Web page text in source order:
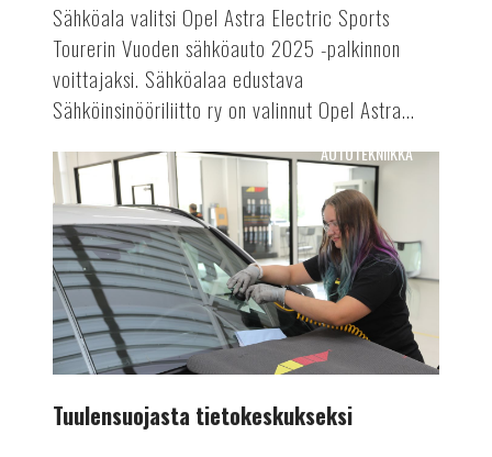
Sähköala valitsi Opel Astra Electric Sports
Tourerin Vuoden sähköauto 2025 -palkinnon
voittajaksi. Sähköalaa edustava
Sähköinsinööriliitto ry on valinnut Opel Astra...
Tuulensuojasta
tietokeskukseksi
AUTOTEKNIIKKA
Tuulensuojasta tietokeskukseksi